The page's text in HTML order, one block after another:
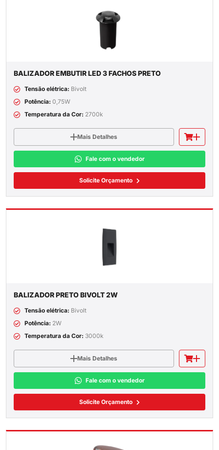
BALIZADOR EMBUTIR LED 3 FACHOS PRETO
Tensão elétrica: Bivolt
Potência: 0,75W
Temperatura da Cor: 2700k
Mais Detalhes
Fale com o vendedor
Solicite Orçamento
BALIZADOR PRETO BIVOLT 2W
Tensão elétrica: Bivolt
Potência: 2W
Temperatura da Cor: 3000k
Mais Detalhes
Fale com o vendedor
Solicite Orçamento